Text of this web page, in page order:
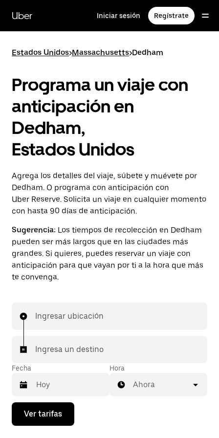
contenido
principal
Uber Iniciar sesión Regístrate
Estados Unidos>Massachusetts>Dedham
Programa un viaje con
anticipación en
Dedham,
Estados Unidos
Agrega los detalles del viaje, súbete y muévete por
Dedham. O programa con anticipación con
Uber Reserve. Solicita un viaje en cualquier momento
con hasta 90 días de anticipación.
Sugerencia: Los tiempos de recolección en Dedham
pueden ser más largos que en las ciudades más
grandes. Si quieres, puedes reservar un viaje con
anticipación para que vayan por ti a la hora que más
te convenga.
Ingresar ubicación
Ingresa un destino
Fecha
Presiona
flecha
Hora
Ahora
Ver tarifas